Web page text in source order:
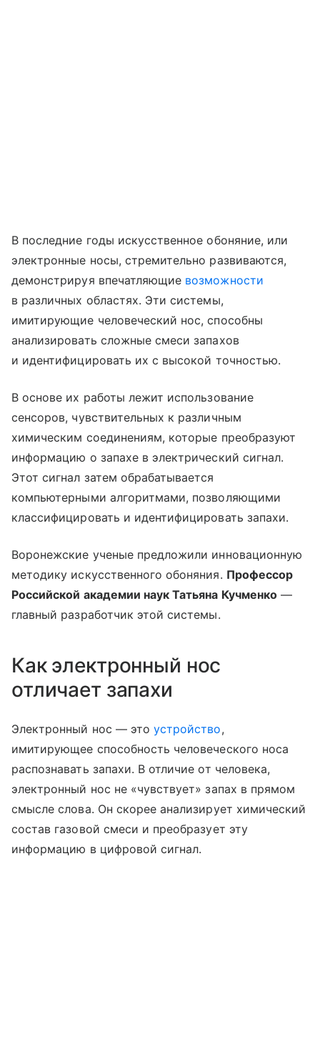
В последние годы искусственное обоняние, или
электронные носы, стремительно развиваются,
демонстрируя впечатляющие возможности
в различных областях. Эти системы,
имитирующие человеческий нос, способны
анализировать сложные смеси запахов
и идентифицировать их с высокой точностью.
В основе их работы лежит использование
сенсоров, чувствительных к различным
химическим соединениям, которые преобразуют
информацию о запахе в электрический сигнал.
Этот сигнал затем обрабатывается
компьютерными алгоритмами, позволяющими
классифицировать и идентифицировать запахи.
Воронежские ученые предложили инновационную
методику искусственного обоняния. Профессор
Российской академии наук Татьяна Кучменко—
главный разработчик этой системы.
Как электронный нос
отличает запахи
Электронный нос — этоустройство,
имитирующее способность человеческого носа
распознавать запахи. В отличие от человека,
электронный нос не «чувствует» запах в прямом
смысле слова. Он скорее анализирует химический
состав газовой смеси и преобразует эту
информацию в цифровой сигнал.